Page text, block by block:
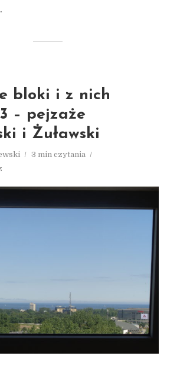
bloki i z nich
– pejzaże
i Żuławski
3 min czytania